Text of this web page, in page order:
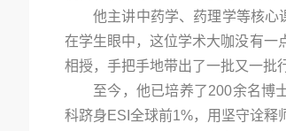
他主讲中药学、药理学等核心
在学生眼中，这位学术大咖没有一
相授，手把手地带出了一批又一批
至今，他已培养了200余名博
科跻身ESI全球前1%，用坚守诠释